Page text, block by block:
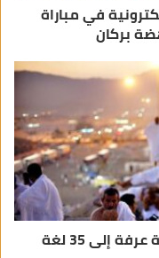
في مباراة
بركان